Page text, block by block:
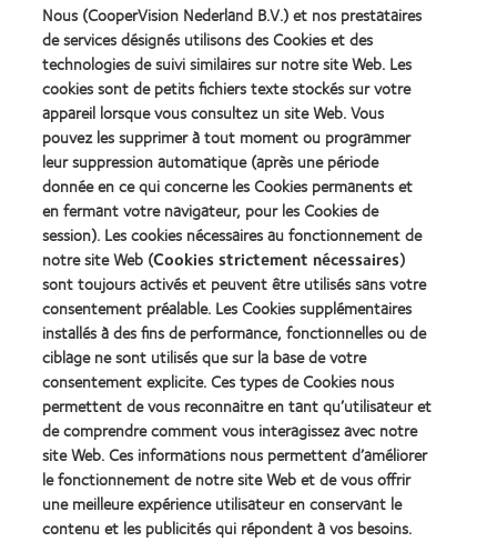
Learn
more
about
Récompense
Silmo
d’Or
du
meilleur
produit
pour
MyDay™
(2013)
Learn
more
about
Contact
Lens
Product
of
the
Year
(2013)
Learn
more
about
2012
&
2010
Best
Companies
for
Leaders
(2012)
Learn
more
about
2011
Best
Factory
Awards
(2011)
Learn
more
about
ODMA
2011
(2011)
Learn
more
about
2012
REBRAND
100®
Global
Award
(2012)
Nos produits
Nous (CooperVision Nederland B.V.) et nos prestataires
de services désignés utilisons des Cookies et des
technologies de suivi similaires sur notre site Web. Les
cookies sont de petits fichiers texte stockés sur votre
appareil lorsque vous consultez un site Web. Vous
pouvez les supprimer à tout moment ou programmer
leur suppression automatique (après une période
donnée en ce qui concerne les Cookies permanents et
en fermant votre navigateur, pour les Cookies de
session). Les cookies nécessaires au fonctionnement de
notre site Web (Cookies strictement nécessaires)
sont toujours activés et peuvent être utilisés sans votre
consentement préalable. Les Cookies supplémentaires
installés à des fins de performance, fonctionnelles ou de
ciblage ne sont utilisés que sur la base de votre
consentement explicite. Ces types de Cookies nous
permettent de vous reconnaitre en tant qu’utilisateur et
de comprendre comment vous interagissez avec notre
site Web. Ces informations nous permettent d’améliorer
le fonctionnement de notre site Web et de vous offrir
une meilleure expérience utilisateur en conservant le
contenu et les publicités qui répondent à vos besoins.